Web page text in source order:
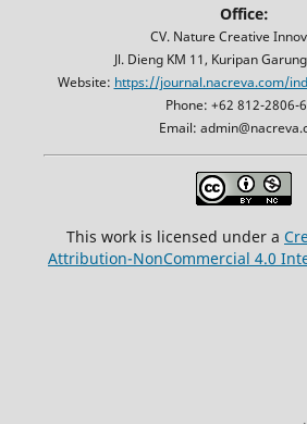
Office:
CV. Nature Creative
Jl. Dieng KM 11, Kuripan
Website: https://journal.nacreva.com/
Phone: +62 812-2806-
Email:
This work is licensed under a
Attribution-NonCommercial 4.0